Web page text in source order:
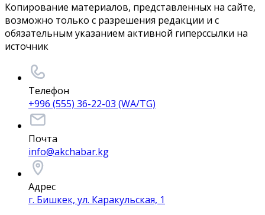
Копирование материалов, представленных на сайте,
возможно только с разрешения редакции и с
обязательным указанием активной гиперссылки на
источник
Телефон
+996 (555) 36-22-03 (WA/TG)
Почта
info@akchabar.kg
Адрес
г. Бишкек, ул. Каракульская, 1